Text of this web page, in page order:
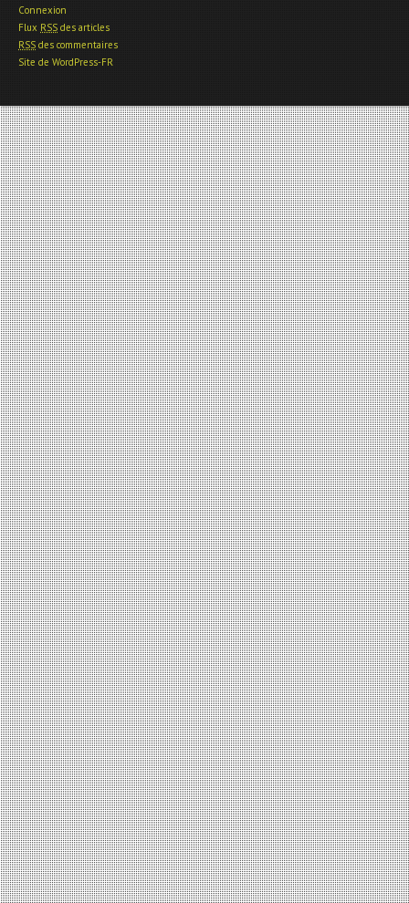
Connexion
Flux RSS des articles
RSS des commentaires
Site de WordPress-FR